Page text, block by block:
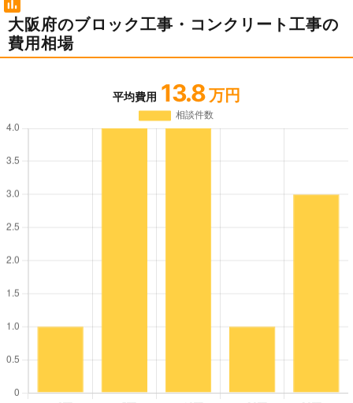
大阪府のブロック工事・コンクリート工事の
費用相場
平均費用 13.8 万円